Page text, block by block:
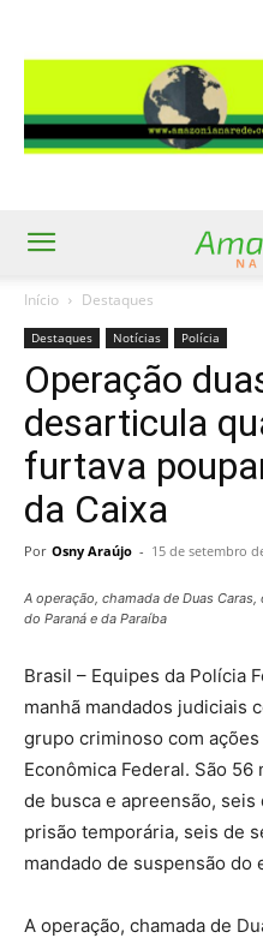
Início Destaques
Destaques Notícias Polícia
Operação
desarticula
furtava
da Caixa
Por Osny Araújo - 15 de setembro
A operação, chamada de Duas
do Paraná e da Paraíba
Brasil – Equipes da Polícia
manhã mandados judiciais
grupo criminoso com
Econômica Federal. São
de busca e apreensão,
prisão temporária, seis de
mandado de suspensão do
A operação, chamada de